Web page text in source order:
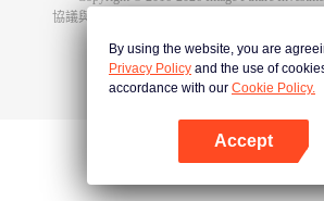
協議與條款
By using the website, you are
Privacy Policy and the use of
accordance with our Cookie Policy.
Accept